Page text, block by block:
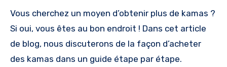
Vous cherchez un moyen d’obtenir plus de kamas ?
Si oui, vous êtes au bon endroit ! Dans cet article
de blog, nous discuterons de la façon d’acheter
des kamas dans un guide étape par étape.